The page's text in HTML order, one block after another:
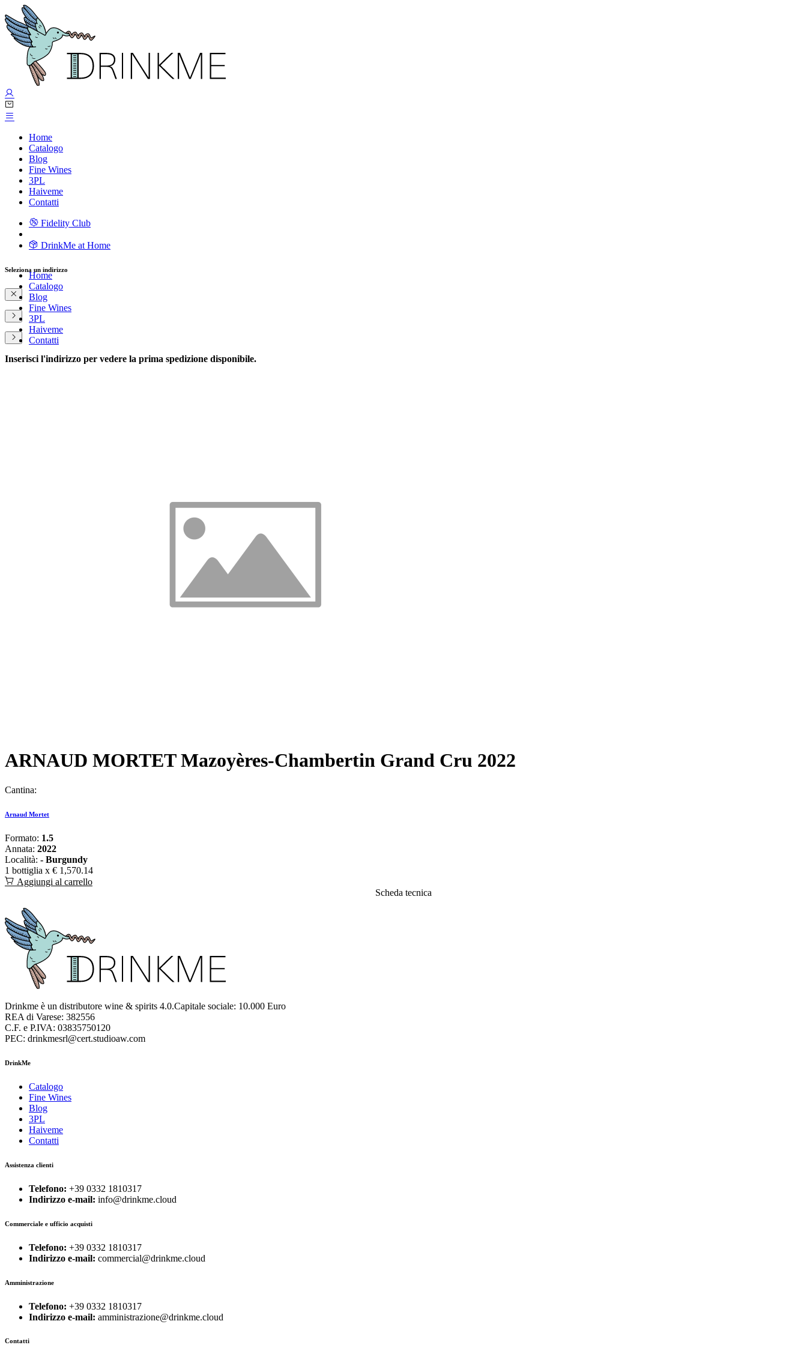
Home
Catalogo
Blog
Fine Wines
3PL
Haiveme
Contatti
Fidelity Club
DrinkMe at Home
Home
Catalogo
Blog
Fine Wines
3PL
Haiveme
Contatti
Seleziona un indirizzo
Inserisci l'indirizzo per vedere la prima spedizione disponibile.
ARNAUD MORTET Mazoyères-Chambertin Grand Cru 2022
Cantina:
Arnaud Mortet
Formato: 1.5
Annata: 2022
Località: - Burgundy
1 bottiglia x € 1,570.14
Aggiungi al carrello
Scheda tecnica
Drinkme è un distributore wine & spirits 4.0.Capitale sociale: 10.000 Euro
REA di Varese: 382556
C.F. e P.IVA: 03835750120
PEC: drinkmesrl@cert.studioaw.com
DrinkMe
Catalogo
Fine Wines
Blog
3PL
Haiveme
Contatti
Assistenza clienti
Telefono: +39 0332 1810317
Indirizzo e-mail: info@drinkme.cloud
Commerciale e ufficio acquisti
Telefono: +39 0332 1810317
Indirizzo e-mail: commercial@drinkme.cloud
Amministrazione
Telefono: +39 0332 1810317
Indirizzo e-mail: amministrazione@drinkme.cloud
Contatti